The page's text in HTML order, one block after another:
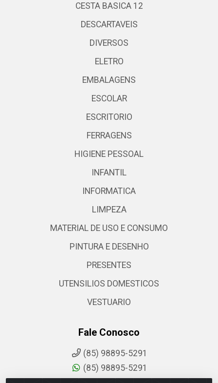
CESTA BASICA 12
DESCARTAVEIS
DIVERSOS
ELETRO
EMBALAGENS
ESCOLAR
ESCRITORIO
FERRAGENS
HIGIENE PESSOAL
INFANTIL
INFORMATICA
LIMPEZA
MATERIAL DE USO E CONSUMO
PINTURA E DESENHO
PRESENTES
UTENSILIOS DOMESTICOS
VESTUARIO
Fale Conosco
(85) 98895-5291
(85) 98895-5291